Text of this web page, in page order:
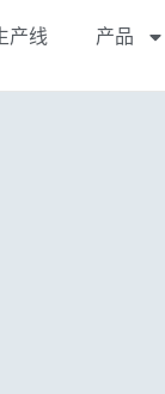
产线 产品